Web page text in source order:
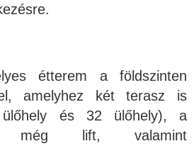
étterem a földszinten
amelyhez két terasz is
és 32 ülőhely), a
még lift, valamint